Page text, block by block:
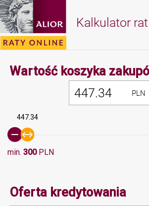
Kalkulator rat
Wartość koszyka
PLN
447.34
min. 300PLN
Oferta kredytowania